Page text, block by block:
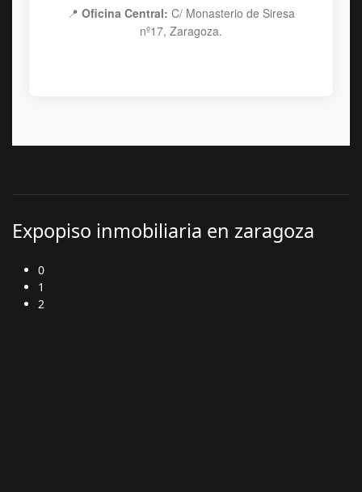
📍 Oficina Central: C/ Monasterio de Siresa
nº17, Zaragoza.
Expopiso inmobiliaria en zaragoza
0
1
2